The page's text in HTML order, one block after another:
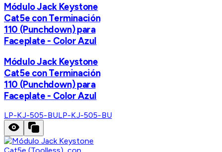
Módulo Jack Keystone
Cat5e con Terminación
110 (Punchdown) para
Faceplate - Color Azul
Módulo Jack Keystone
Cat5e con Terminación
110 (Punchdown) para
Faceplate - Color Azul
LP-KJ-505-BULP-KJ-505-BU